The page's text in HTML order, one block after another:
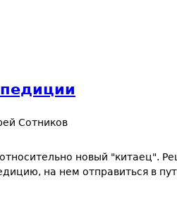
Сотников
новый "китаец".
на нем отправиться в